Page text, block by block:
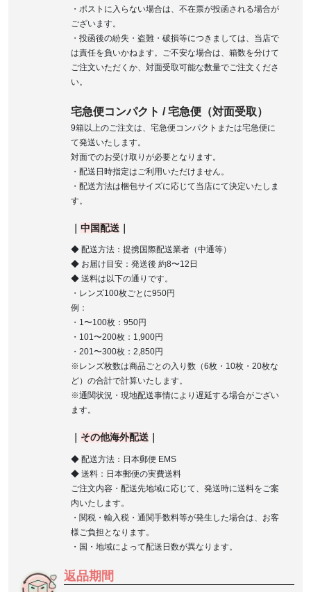
返品期間
・ポストに入らない場合は、不在票が投函される場合が
ございます。
・投函後の紛失・盗難・破損等につきましては、当店で
は責任を負いかねます。ご不安な場合は、箱数を分けて
ご注文いただくか、対面受取可能な数量でご注文くださ
い。
宅急便コンパクト / 宅急便（対面受取）
9箱以上のご注文は、宅急便コンパクトまたは宅急便に
て発送いたします。
対面でのお受け取りが必要となります。
・配送日時指定はご利用いただけません。
・配送方法は梱包サイズに応じて当店にて決定いたしま
す。
中国配送
◆ 配送方法：提携国際配送業者（中通等）
◆ お届け目安：発送後 約8〜12日
◆ 送料は以下の通りです。
・レンズ100枚ごとに950円
例：
・1〜100枚：950円
・101〜200枚：1,900円
・201〜300枚：2,850円
※レンズ枚数は商品ごとの入り数（6枚・10枚・20枚な
ど）の合計で計算いたします。
※通関状況・現地配送事情により遅延する場合がござい
ます。
その他海外配送
◆ 配送方法：日本郵便 EMS
◆ 送料：日本郵便の実費送料
ご注文内容・配送先地域に応じて、発送時に送料をご案
内いたします。
・関税・輸入税・通関手数料等が発生した場合は、お客
様ご負担となります。
・国・地域によって配送日数が異なります。